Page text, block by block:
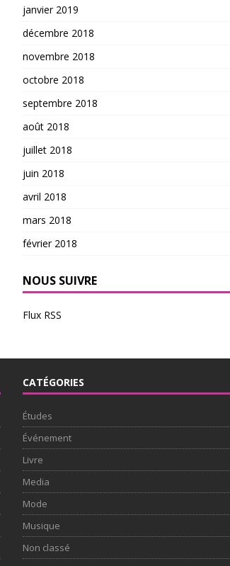
janvier 2019
décembre 2018
novembre 2018
octobre 2018
septembre 2018
août 2018
juillet 2018
juin 2018
avril 2018
mars 2018
février 2018
NOUS SUIVRE
Flux RSS
CATÉGORIES
Études
Événement
Livre
Media
Mode
Musique
Non classé